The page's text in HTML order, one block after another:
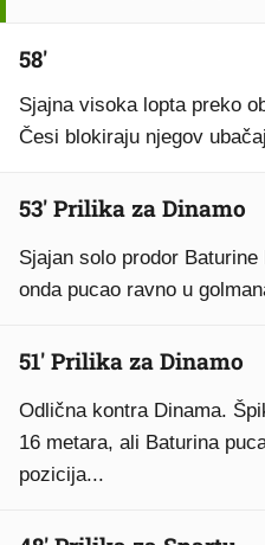
58'
Sjajna visoka lopta preko
Česi blokiraju njegov
53' Prilika za Dinamo
Sjajan solo prodor
onda pucao ravno u
51' Prilika za Dinamo
Odlična kontra Dinama.
16 metara, ali Baturina
pozicija...